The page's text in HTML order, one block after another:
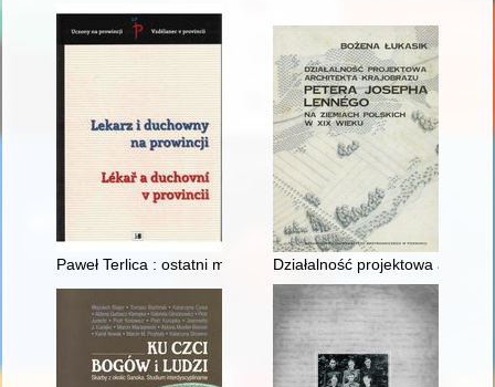
Paweł Terlica : ostatni morawski pastor w Księstwie
Działalność projektowa